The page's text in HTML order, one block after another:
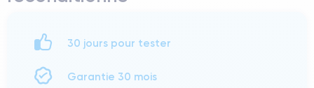
30 jours pour tester
Garantie 30 mois